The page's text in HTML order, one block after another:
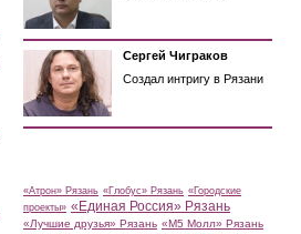
Сергей Чиграков
Создал интригу в Рязани
«Атрон» Рязань «Глобус» Рязань «Городские
проекты» «Единая Россия» Рязань
«Лучшие друзья» Рязань «М5 Молл» Рязань